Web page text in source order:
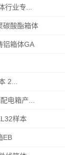
行业专...
碳酸酯箱体
铝箱体GA
2...
电箱产...
样本
EB